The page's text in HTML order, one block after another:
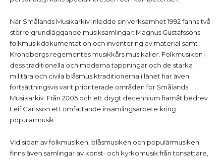
När Smålands Musikarkiv inledde sin verksamhet 1992 fanns två
större grundläggande musiksamlingar: Magnus Gustafssons
folkmusikdokumentation och inventering av material samt
Kronobergs regementes musikkårs musikalier. Folkmusiken i
dess traditionella och moderna tappningar och de starka
militära och civila blåsmusiktraditionerna i länet har även
fortsättningsvis varit prioriterade områden för Smålands
Musikarkiv. Från 2005 och ett drygt decennium framåt bedrev
Leif Carlsson ett omfattande insamlingsarbete kring
populärmusik.
Vid sidan av folkmusiken, blåsmusiken och populärmusiken
finns även samlingar av konst- och kyrkomusik från tonsättare,